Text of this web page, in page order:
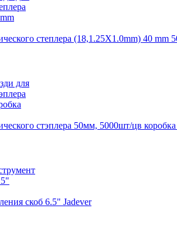
степлера (18,1.25X1.0mm) 40 mm
стэплера 50мм, 5000шт/цв
скоб 6.5" Jadever